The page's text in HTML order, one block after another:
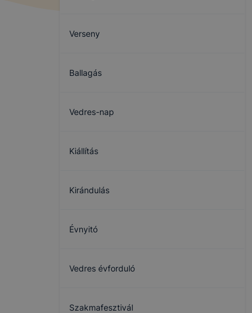
Verseny
Ballagás
Vedres-nap
Kiállítás
Kirándulás
Évnyitó
Vedres évforduló
Szakmafesztivál